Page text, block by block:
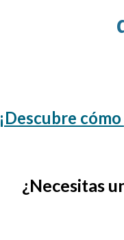
¡Descubre
¿Necesitas